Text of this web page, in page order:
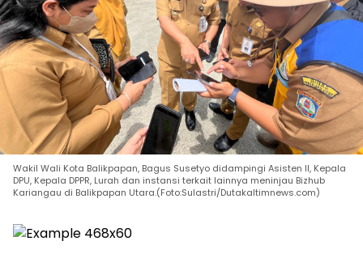
Wakil Wali Kota Balikpapan, Bagus Susetyo didampingi Asisten II, Kepala
DPU, Kepala DPPR, Lurah dan instansi terkait lainnya meninjau Bizhub
Kariangau di Balikpapan Utara.(Foto:Sulastri/Dutakaltimnews.com)